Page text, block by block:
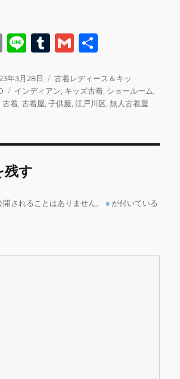
E
ai
l
Li
e
T
m
bl
G
ai
l
年3月28日
カ
テ
ゴ
古着レディース＆キッ
タ
グ
インディアン, キッズ古着, ショールーム,
,古着,古着屋,子供服,江戸川区,無人古着屋
残す
されることはありません。 ※ が付いている